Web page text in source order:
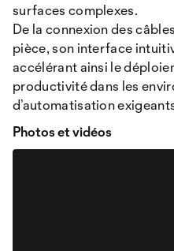
surfaces complexes.
De la connexion des
pièce, son interface
accélérant ainsi le
productivité dans les
d’automatisation
Photos et vidéos